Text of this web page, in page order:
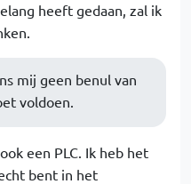
heeft gedaan, zal ik
mij geen benul van
voldoen.
een PLC. Ik heb het
bent in het